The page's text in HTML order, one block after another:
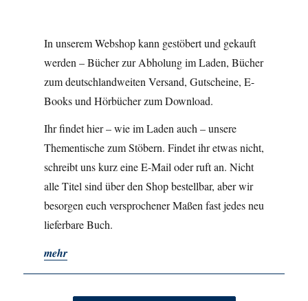
In unserem Webshop kann gestöbert und gekauft
werden – Bücher zur Abholung im Laden, Bücher
zum deutschlandweiten Versand, Gutscheine, E-
Books und Hörbücher zum Download.
Ihr findet hier – wie im Laden auch – unsere
Thementische zum Stöbern. Findet ihr etwas nicht,
schreibt uns kurz eine E-Mail oder ruft an. Nicht
alle Titel sind über den Shop bestellbar, aber wir
besorgen euch versprochener Maßen fast jedes neu
lieferbare Buch.
mehr